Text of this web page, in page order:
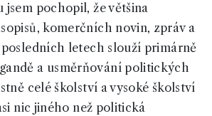
jsem pochopil, že většina
komerčních novin, zpráv a
posledních letech slouží primárně
a usměrňování politických
celé školství a vysoké školství
nic jiného než politická